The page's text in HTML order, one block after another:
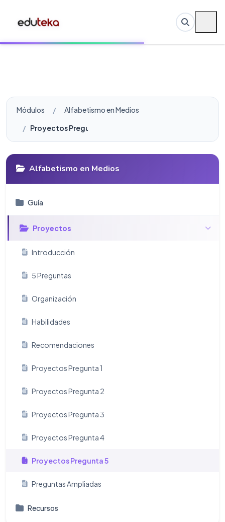
Módulos
Alfabetismo en Medios
Proyectos Pregunta 5
Alfabetismo en Medios
Guí­a
Proyectos
Introducción
5 Preguntas
Organización
Habilidades
Recomendaciones
Proyectos Pregunta 1
Proyectos Pregunta 2
Proyectos Pregunta 3
Proyectos Pregunta 4
Proyectos Pregunta 5
Preguntas Ampliadas
Recursos